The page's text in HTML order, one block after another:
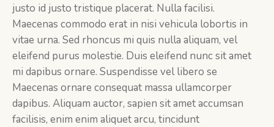
justo id justo tristique placerat. Nulla facilisi.
Maecenas commodo erat in nisi vehicula lobortis in
vitae urna. Sed rhoncus mi quis nulla aliquam, vel
eleifend purus molestie. Duis eleifend nunc sit amet
mi dapibus ornare. Suspendisse vel libero se
Maecenas ornare consequat massa ullamcorper
dapibus. Aliquam auctor, sapien sit amet accumsan
facilisis, enim enim aliquet arcu, tincidunt